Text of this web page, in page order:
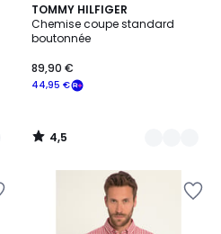
TOMMY HILFIGER
Chemise coupe standard
boutonnée
44,95 €
89,90 €
4,5
/ 5
2
Couleurs
4,5
/